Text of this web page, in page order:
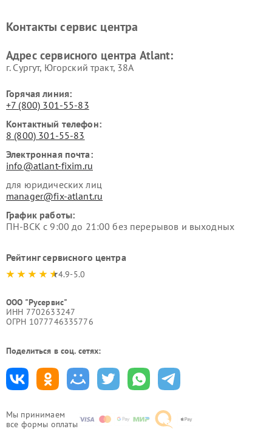
Мы принимаем
все формы оплаты
Контакты сервис центра
Адрес сервисного центра Atlant:
г. Сургут, Югорский тракт, 38А
Горячая линия:
+7 (800) 301-55-83
Контактный телефон:
8 (800) 301-55-83
Электронная почта:
info@atlant-fixim.ru
для юридических лиц
manager@fix-atlant.ru
График работы:
ПН-ВСК с 9:00 до 21:00 без перерывов и выходных
Рейтинг сервисного центра
4.9-5.0
ООО "Русервис"
ИНН 7702633247
ОГРН 1077746335776
Поделиться в соц. сетях: